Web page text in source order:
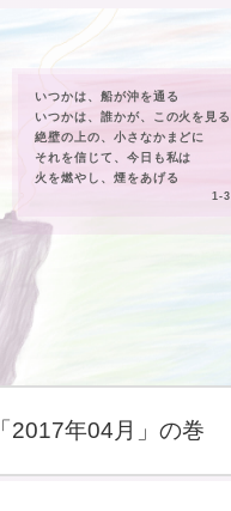
いつかは、船が沖を通る
いつかは、誰かが、この火を見る
絶壁の上の、小さなかまどに
それを信じて、今日も私は
火を燃やし、煙をあげる
1-3
「2017年04月」の巻